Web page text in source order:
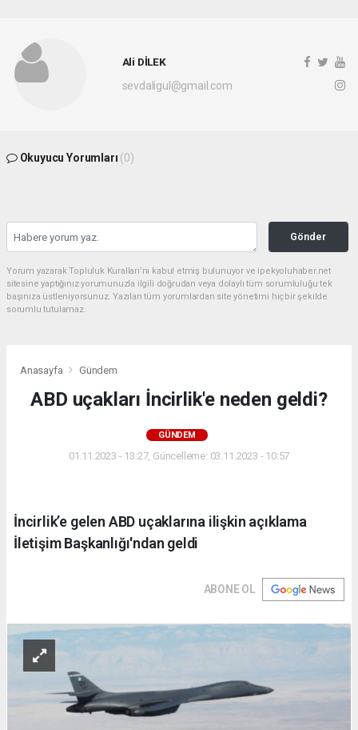
Ali DİLEK
sevdaligul@gmail.com
Okuyucu Yorumları (0)
Gönder
Yorum yazarak Topluluk Kuralları’nı kabul etmiş bulunuyor ve ipekyoluhaber.net
sitesine yaptığınız yorumunuzla ilgili doğrudan veya dolaylı tüm sorumluluğu tek
başınıza üstleniyorsunuz. Yazılan tüm yorumlardan site yönetimi hiçbir şekilde
sorumlu tutulamaz.
Anasayfa Gündem
ABD uçakları İncirlik'e neden geldi?
GÜNDEM
01.11.2023 - 13:27, Güncelleme: 03.11.2023 - 10:57
İncirlik’e gelen ABD uçaklarına ilişkin açıklama
İletişim Başkanlığı'ndan geldi
ABONE OL